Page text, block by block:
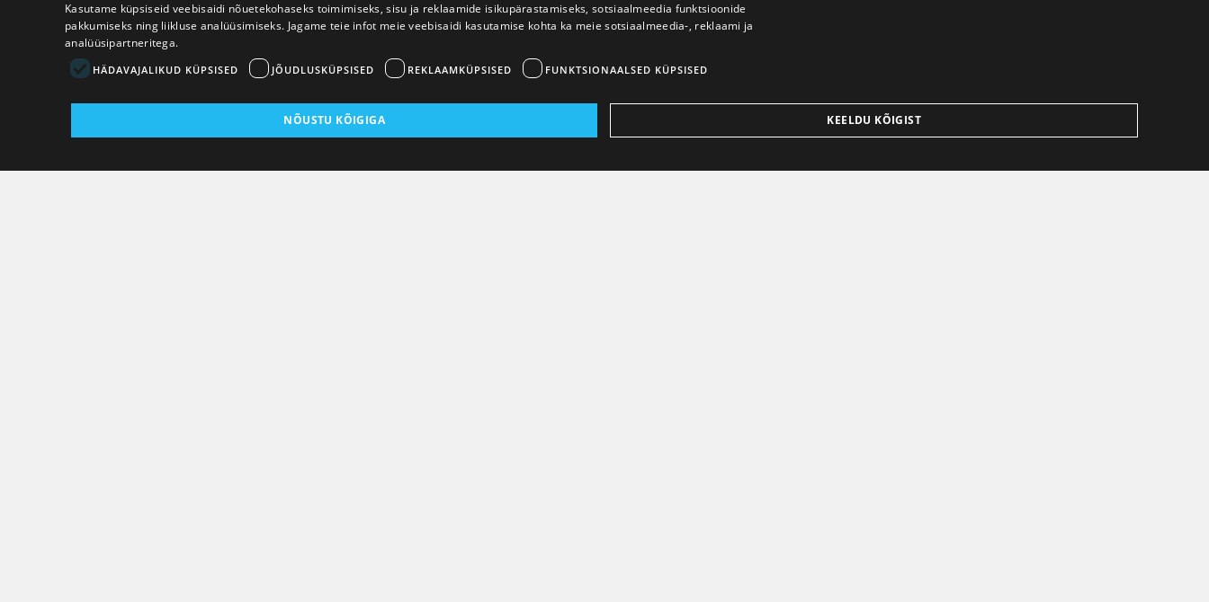
Kasutame küpsiseid veebisaidi nõuetekohaseks toimimiseks, sisu ja reklaamide isikupärastamiseks, sotsiaalmeedia funktsioonide
pakkumiseks ning liikluse analüüsimiseks. Jagame teie infot meie veebisaidi kasutamise kohta ka meie sotsiaalmeedia-, reklaami ja
analüüsipartneritega.
HÄDAVAJALIKUD KÜPSISED JÕUDLUSKÜPSISED REKLAAMKÜPSISED FUNKTSIONAALSED KÜPSISED
NÕUSTU KÕIGIGA KEELDU KÕIGIST